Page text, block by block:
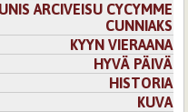
ARCIVEISU CYCYMME
CUNNIAKS
KYYN VIERAANA
HYVÄ PÄIVÄ
HISTORIA
KUVA